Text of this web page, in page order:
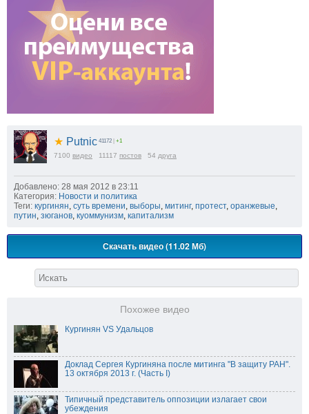
★ Putnic 41172 | +1
7100 видео 11117 постов 54 друга
Добавлено: 28 мая 2012 в 23:11
Категория: Новости и политика
Теги: кургинян суть времени выборы митинг, протест, оранжевые
путин зюганов куоммунизм капитализм
Скачать видео (11.02 Мб)
Похожее видео
Кургинян VS Удальцов
Доклад Сергея Кургиняна после митинга "В защиту РАН".
13 октября 2013 г. (Часть I)
Типичный представитель оппозиции излагает свои
убеждения